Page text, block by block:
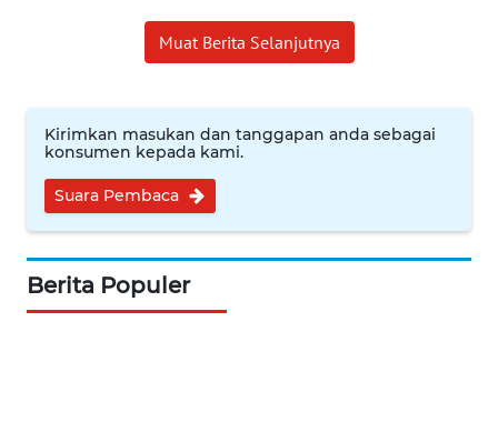
Muat Berita Selanjutnya
Kirimkan masukan dan tanggapan anda sebagai
konsumen kepada kami.
Suara Pembaca
Berita Populer
WN
SUBANG
WN
SUKABUMI